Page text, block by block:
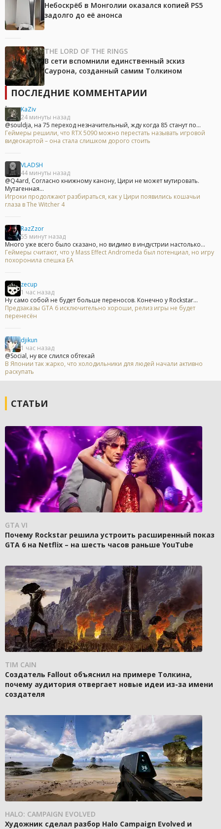
Небоскрёб в Монголии оказался копией PS5
задолго до её анонса
THE LORD OF THE RINGS
В сети вспомнили единственный эскиз
Саурона, созданный самим Толкином
ПОСЛЕДНИЕ КОММЕНТАРИИ
KaZiv
24 минуты назад
@souldja, на 75 переход незначительный, жду когда 85 станут по...
Геймеры решили, что RTX 5090 можно перестать называть игровой
видеокартой – она стала слишком дорого стоить
VLADSH
44 минуты назад
@Q4ard, Согласно книжному канону, Цири не может мутировать.
Мутагенная...
Игроки продолжают разбираться, как у Цири появились кошачьи
глаза в The Witcher 4
RazZzor
55 минут назад
Много уже всего было сказано, но видимо в индустрии настолько...
Геймеры считают, что у Mass Effect Andromeda был потенциал, но игру
похоронила спешка EA
zecup
1 час назад
Ну само собой не будет больше переносов. Конечно у Rockstar...
Предзаказы GTA 6 исключительно хороши, релиз игры не будет
перенесён
djikun
1 час назад
@Social, ну все слился обтекай
В Японии так жарко, что холодильники для людей начали активно
раскупать
СТАТЬИ
GTA VI
Почему Rockstar решила устроить расширенный показ
GTA 6 на Netflix – на шесть часов раньше YouTube
TIM CAIN
Создатель Fallout объяснил на примере Толкина,
почему аудитория отвергает новые идеи из-за имени
создателя
HALO: CAMPAIGN EVOLVED
Художник сделал разбор Halo Campaign Evolved и